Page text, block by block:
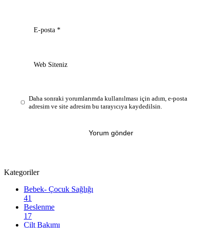
E-posta *
Web Siteniz
Daha sonraki yorumlarımda kullanılması için adım, e-posta
adresim ve site adresim bu tarayıcıya kaydedilsin.
Kategoriler
Bebek- Çocuk Sağlığı
41
Beslenme
17
Cilt Bakımı